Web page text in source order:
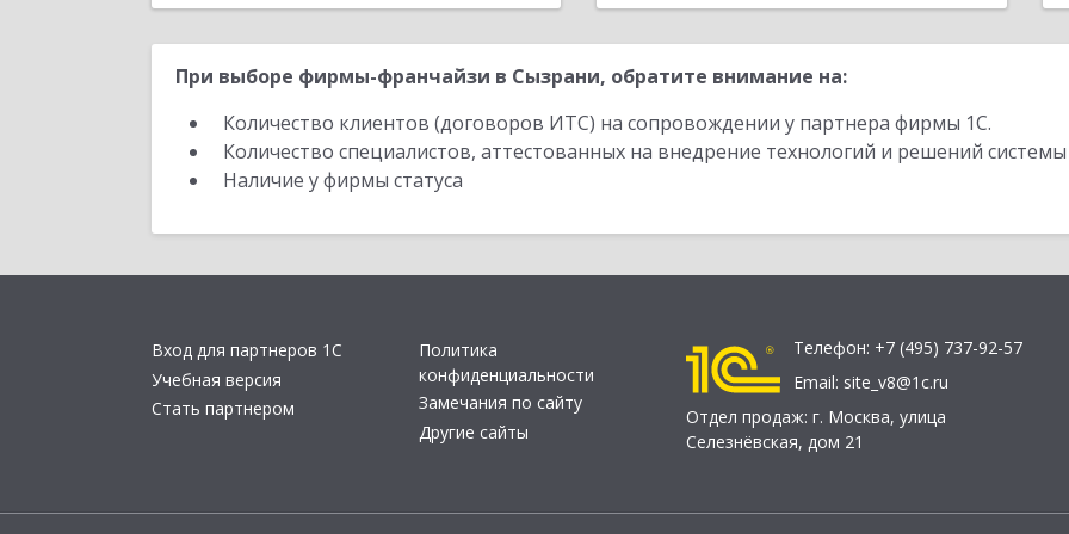
При выборе фирмы-франчайзи в Сызрани, обратите внимание на:
Количество клиентов (договоров ИТС) на сопровождении у партнера фирмы 1С.
Количество специалистов, аттестованных на внедрение технологий и решений
Наличие у фирмы статуса
Вход для партнеров 1С
Учебная версия
Стать партнером
Политика
конфиденциальности
Замечания по сайту
Другие сайты
Телефон: +7 (495) 737-92-57
Email: site_v8@1c.ru
Отдел продаж: г. Москва, улица
Селезнёвская, дом 21